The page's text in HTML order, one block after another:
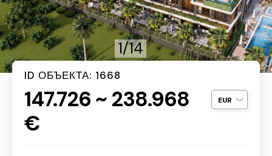
1/14
ID ОБЪЕКТА: 1668
147.726 ~ 238.968
€